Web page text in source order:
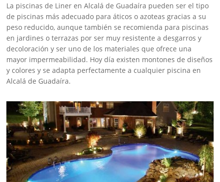
La piscinas de Liner en Alcalá de Guadaíra pueden ser el tipo
de piscinas más adecuado para áticos o azoteas gracias a su
peso reducido, aunque también se recomienda para piscinas
en jardines o terrazas por ser muy resistente a desgarros y
decoloración y ser uno de los materiales que ofrece una
mayor impermeabilidad. Hoy día existen montones de diseños
y colores y se adapta perfectamente a cualquier piscina en
Alcalá de Guadaíra.